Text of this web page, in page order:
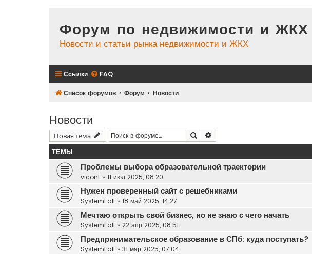
Форум по недвижимости и ЖКХ
Новости и статьи рынка недвижимости и ЖКХ
Ссылки FAQ
Список форумов Форум Новости
Новости
Новая тема Поиск
ТЕМЫ
Проблемы выбора образовательной траектории
vicont » 11 июл 2025, 08:20
Нужен проверенный сайт с решебниками
SystemFall » 18 май 2025, 14:27
Мечтаю открыть свой бизнес, но не знаю с чего начать
SystemFall » 22 апр 2025, 08:51
Предпринимательское образование в СПб: куда поступать?
SystemFall » 31 мар 2025, 07:04